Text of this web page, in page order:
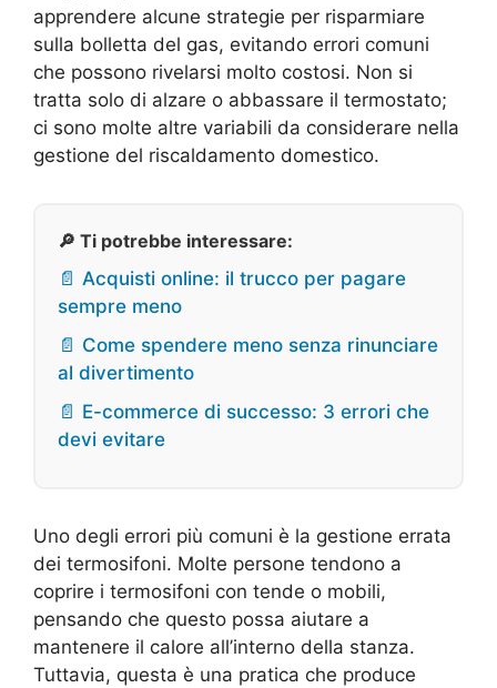
apprendere alcune strategie per risparmiare
sulla bolletta del gas, evitando errori comuni
che possono rivelarsi molto costosi. Non si
tratta solo di alzare o abbassare il termostato;
ci sono molte altre variabili da considerare nella
gestione del riscaldamento domestico.
🔎 Ti potrebbe interessare:
📄 Acquisti online: il trucco per pagare
sempre meno
📄 Come spendere meno senza rinunciare
al divertimento
📄 E-commerce di successo: 3 errori che
devi evitare
Uno degli errori più comuni è la gestione errata
dei termosifoni. Molte persone tendono a
coprire i termosifoni con tende o mobili,
pensando che questo possa aiutare a
mantenere il calore all’interno della stanza.
Tuttavia, questa è una pratica che produce